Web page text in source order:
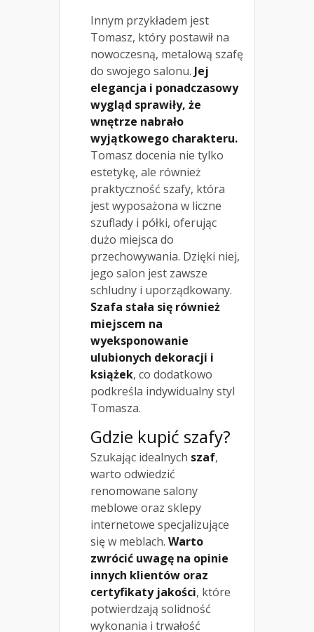
Innym przykładem jest
Tomasz, który postawił na
nowoczesną, metalową szafę
do swojego salonu. Jej
elegancja i ponadczasowy
wygląd sprawiły, że
wnętrze nabrało
wyjątkowego charakteru.
Tomasz docenia nie tylko
estetykę, ale również
praktyczność szafy, która
jest wyposażona w liczne
szuflady i półki, oferując
dużo miejsca do
przechowywania. Dzięki niej,
jego salon jest zawsze
schludny i uporządkowany.
Szafa stała się również
miejscem na
wyeksponowanie
ulubionych dekoracji i
książek, co dodatkowo
podkreśla indywidualny styl
Tomasza.
Gdzie kupić szafy?
Szukając idealnych szaf,
warto odwiedzić
renomowane salony
meblowe oraz sklepy
internetowe specjalizujące
się w meblach. Warto
zwrócić uwagę na opinie
innych klientów oraz
certyfikaty jakości, które
potwierdzają solidność
wykonania i trwałość